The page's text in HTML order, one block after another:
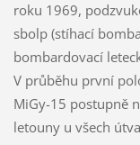
roku 1969,
sbolp (stíhací
bombardovací
V průběhu první
MiGy-15 postupně
letouny u všech